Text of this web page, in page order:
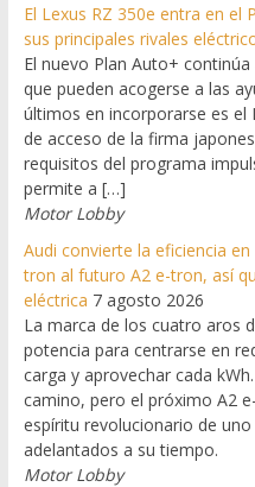
El Lexus RZ 350e entra en el
sus principales rivales
El nuevo Plan Auto+
que pueden acogerse a las
últimos en incorporarse es el
de acceso de la firma
requisitos del programa
permite a […]
Motor Lobby
Audi convierte la eficiencia
tron al futuro A2 e-tron, así
eléctrica 7 agosto 2026
La marca de los cuatro aros
potencia para centrarse en
carga y aprovechar cada
camino, pero el próximo A2
espíritu revolucionario de
adelantados a su tiempo.
Motor Lobby